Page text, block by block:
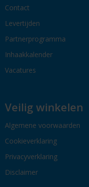
Contact
Levertijden
Partnerprogramma
Inhaakkalender
Vacatures
Veilig winkelen
Algemene voorwaarden
Cookieverklaring
Privacyverklaring
Disclaimer